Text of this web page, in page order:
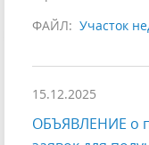
ФАЙЛ: Участок
15.12.2025
ОБЪЯВЛЕНИЕ о